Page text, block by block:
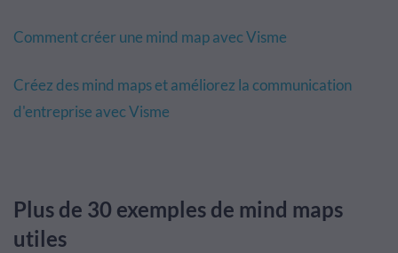
Comment créer une mind map avec Visme
Créez des mind maps et améliorez la communication
d'entreprise avec Visme
Plus de 30 exemples de mind maps
utiles